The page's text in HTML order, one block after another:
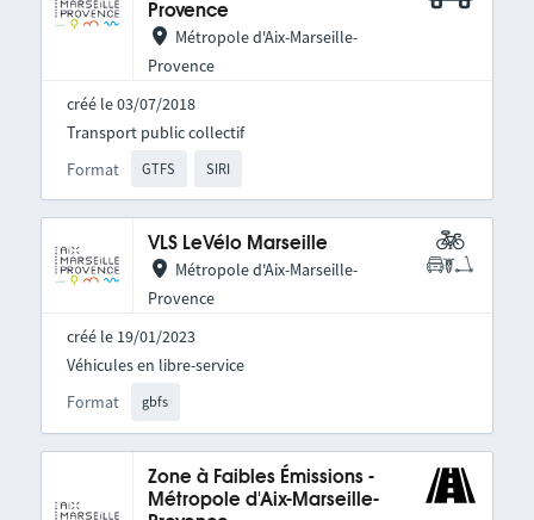
Provence
Métropole d'Aix-Marseille-
Provence
créé le 03/07/2018
Format GTFS SIRI
Transport public collectif
VLS LeVélo Marseille
Métropole d'Aix-Marseille-
Provence
créé le 19/01/2023
Format gbfs
Véhicules en libre-service
Zone à Faibles Émissions -
Métropole d'Aix-Marseille-